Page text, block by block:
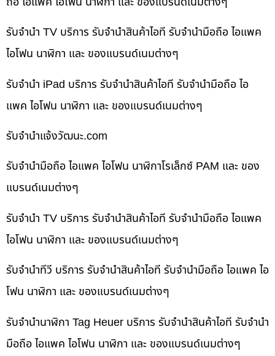
รับจำนำ TV บริการ รับจำนำสินค้าไอที รับจำนำมือถือ ไอแพค
ไอโฟน นาฬิกา และ ของแบรนด์เนมต่างๆ
รับจำนำ iPad บริการ รับจำนำสินค้าไอที รับจำนำมือถือ ไอ
แพค ไอโฟน นาฬิกา และ ของแบรนด์เนมต่างๆ
รับจํานําแจ้งวัฒนะ.com
รับจำนำมือถือ ไอแพค ไอโฟน นาฬิกาโรเล็กซ์ PAM และ ของ
แบรนด์เนมต่างๆ
รับจำนำ TV บริการ รับจำนำสินค้าไอที รับจำนำมือถือ ไอแพค
ไอโฟน นาฬิกา และ ของแบรนด์เนมต่างๆ
รับจำนำทีวี บริการ รับจำนำสินค้าไอที รับจำนำมือถือ ไอแพค ไอ
โฟน นาฬิกา และ ของแบรนด์เนมต่างๆ
รับจำนำนาฬิกา Tag Heuer บริการ รับจำนำสินค้าไอที รับจำนำ
มือถือ ไอแพค ไอโฟน นาฬิกา และ ของแบรนด์เนมต่างๆ